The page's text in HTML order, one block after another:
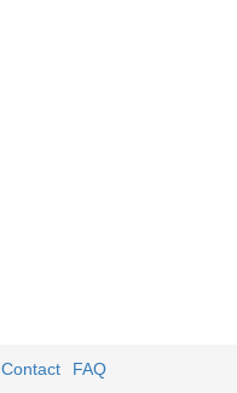
Contact FAQ